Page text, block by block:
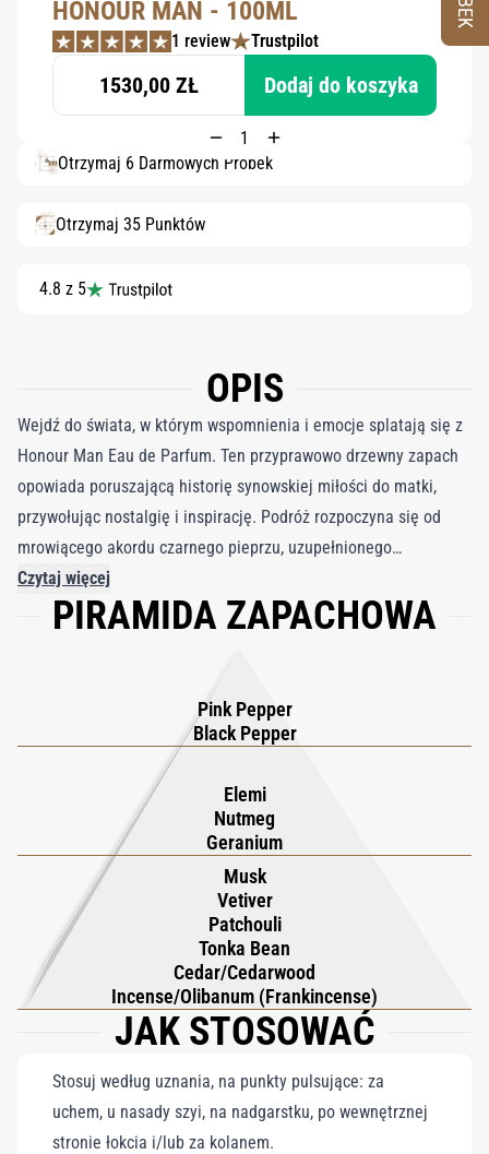
HONOUR MAN - 100ML
1 review Trustpilot
1530,00 ZŁ Dodaj do koszyka
Otrzymaj 6 Darmowych Próbek
Otrzymaj 35 Punktów
4.8 z 5
OPIS
Wejdź do świata, w którym wspomnienia i emocje splatają się z
Honour Man Eau de Parfum. Ten przyprawowo drzewny zapach
opowiada poruszającą historię synowskiej miłości do matki,
przywołując nostalgię i inspirację. Podróż rozpoczyna się od
mrowiącego akordu czarnego pieprzu, uzupełnionego
elektryzującą świeżością różowego pieprzu, który przygotowuje
scenę dla wciągającego doświadczenia zapachowego. Gdy
tworząca symfonię tańczącą pod cytrusową jasnością elemi z
Madagaskaru. Serce kompozycji odsłania intrygujące napięcie
cedru, paczuli i wetiweru, budując kojący, drzewny akord. Na
końcu rozbrzmiewają ciepłe nuty rezinoidu kadzidła i absolutu z
tonki, przywołując radosne spotkanie po latach rozłąki.
Czytaj więcej
PIRAMIDA ZAPACHOWA
Pink Pepper
Black Pepper
Elemi
Nutmeg
Geranium
Musk
Vetiver
Patchouli
Tonka Bean
Cedar/Cedarwood
Incense/Olibanum (Frankincense)
JAK STOSOWAĆ
Stosuj według uznania, na punkty pulsujące: za
uchem, u nasady szyi, na nadgarstku, po wewnętrznej
stronie łokcia i/lub za kolanem.